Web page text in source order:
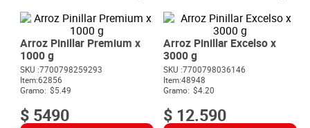
6.
azucar
7.
huevos
8.
detergente
9
queso
10. papa
Arroz Pinillar Premium x
1000 g
SKU :7700798259293
Item:62856
Gramo: $5.49
$ 5490
Arroz Pinillar Excelso x
3000 g
SKU :7700798036146
Item:48948
Gramo: $4.20
$ 12.590